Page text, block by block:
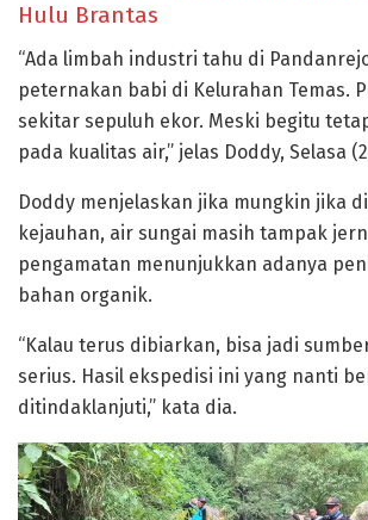
Hulu Brantas
“Ada limbah industri tahu di
peternakan babi di Kelurahan Temas.
sekitar sepuluh ekor. Meski begitu
pada kualitas air,” jelas Doddy, Selasa
Doddy menjelaskan jika mungkin jika
kejauhan, air sungai masih tampak
pengamatan menunjukkan adanya
bahan organik.
“Kalau terus dibiarkan, bisa jadi
serius. Hasil ekspedisi ini yang nanti
ditindaklanjuti,” kata dia.